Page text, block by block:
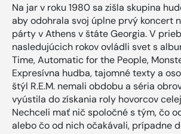
Na jar v roku 1980 sa zišla skupina
aby odohrala svoj úplne prvý koncert
párty v Athens v štáte Georgia. V
nasledujúcich rokov ovládli svet s
Time, Automatic for the People,
Expresívna hudba, tajomné texty a
štýl R.E.M. nemali obdobu a séria
vyústila do získania roly hovorcov
Nechceli mať nič spoločné s tým, čo
alebo čo od nich očakávali, prípadne